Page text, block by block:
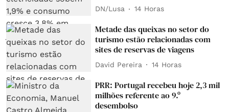
DN/Lusa 14 Horas
Metade das queixas no setor do
turismo estão relacionadas com
sites de reservas de viagens
David Pereira 14 Horas
PRR: Portugal recebeu hoje 2,3 mil
milhões referente ao 9.º
desembolso